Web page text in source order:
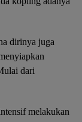
dirinya juga
dari
melakukan